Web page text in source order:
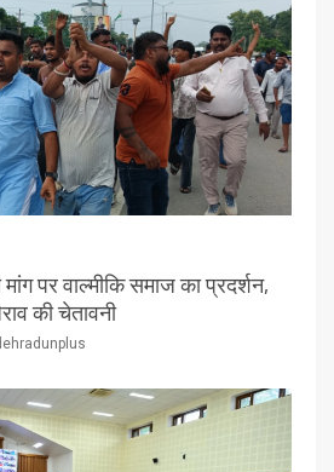
पर वाल्मीकि समाज का प्रदर्शन,
की चेतावनी